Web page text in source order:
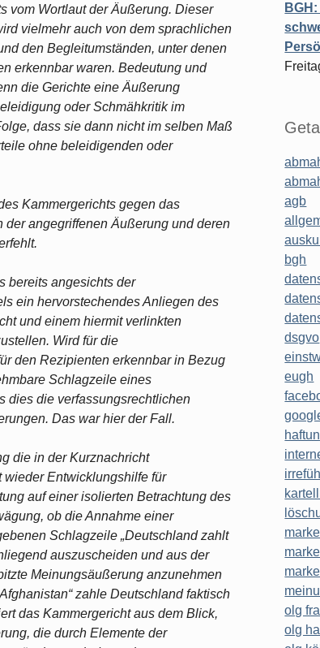
vom Wortlaut der Äußerung. Dieser
vielmehr auch von dem sprachlichen
den Begleitumständen, unter denen
erkennbar waren. Bedeutung und
die Gerichte eine Äußerung
oder Schmähkritik im
dass sie dann nicht im selben Maß
ohne beleidigenden oder
Kammergerichts gegen das
angegriffenen Äußerung und deren
bereits angesichts der
ein hervorstechendes Anliegen des
und einem hiermit verlinkten
Wird für die
den Rezipienten erkennbar in Bezug
Schlagzeile eines
dies die verfassungsrechtlichen
Das war hier der Fall.
die in der Kurznachricht
Entwicklungshilfe für
auf einer isolierten Betrachtung des
ob die Annahme einer
Schlagzeile „Deutschland zahlt
auszuscheiden und aus der
Meinungsäußerung anzunehmen
zahle Deutschland faktisch
das Kammergericht aus dem Blick,
die durch Elemente der
agb
bgh
dsgvo
eugh
marke
olg
olg